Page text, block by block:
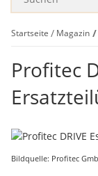
Startseite Magazin
Profitec
Bildquelle: Profitec